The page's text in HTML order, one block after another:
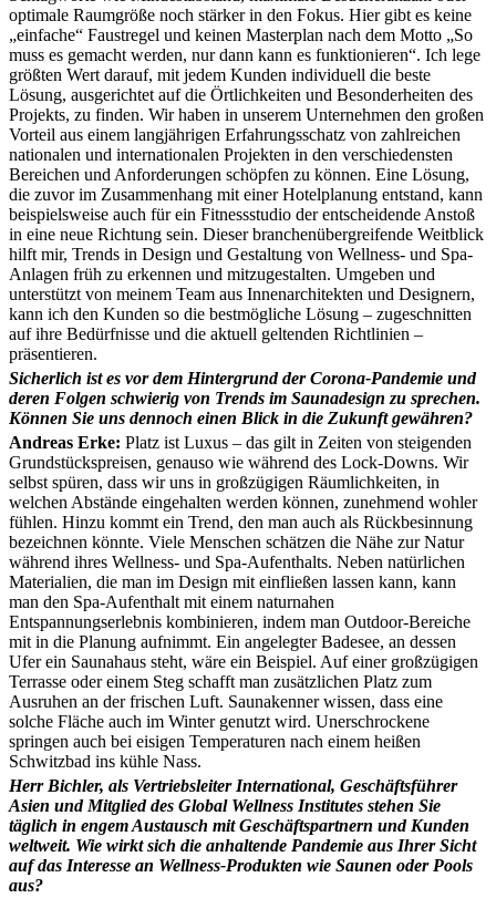
optimale Raumgröße noch stärker in den Fokus. Hier gibt es keine
„einfache“ Faustregel und keinen Masterplan nach dem Motto „So
muss es gemacht werden, nur dann kann es funktionieren“. Ich lege
größten Wert darauf, mit jedem Kunden individuell die beste
Lösung, ausgerichtet auf die Örtlichkeiten und Besonderheiten des
Projekts, zu finden. Wir haben in unserem Unternehmen den großen
Vorteil aus einem langjährigen Erfahrungsschatz von zahlreichen
nationalen und internationalen Projekten in den verschiedensten
Bereichen und Anforderungen schöpfen zu können. Eine Lösung,
die zuvor im Zusammenhang mit einer Hotelplanung entstand, kann
beispielsweise auch für ein Fitnessstudio der entscheidende Anstoß
in eine neue Richtung sein. Dieser branchenübergreifende Weitblick
hilft mir, Trends in Design und Gestaltung von Wellness- und Spa-
Anlagen früh zu erkennen und mitzugestalten. Umgeben und
unterstützt von meinem Team aus Innenarchitekten und Designern,
kann ich den Kunden so die bestmögliche Lösung – zugeschnitten
auf ihre Bedürfnisse und die aktuell geltenden Richtlinien –
präsentieren.
Sicherlich ist es vor dem Hintergrund der Corona-Pandemie und
deren Folgen schwierig von Trends im Saunadesign zu sprechen.
Können Sie uns dennoch einen Blick in die Zukunft gewähren?
Andreas Erke: Platz ist Luxus – das gilt in Zeiten von steigenden
Grundstückspreisen, genauso wie während des Lock-Downs. Wir
selbst spüren, dass wir uns in großzügigen Räumlichkeiten, in
welchen Abstände eingehalten werden können, zunehmend wohler
fühlen. Hinzu kommt ein Trend, den man auch als Rückbesinnung
bezeichnen könnte. Viele Menschen schätzen die Nähe zur Natur
während ihres Wellness- und Spa-Aufenthalts. Neben natürlichen
Materialien, die man im Design mit einfließen lassen kann, kann
man den Spa-Aufenthalt mit einem naturnahen
Entspannungserlebnis kombinieren, indem man Outdoor-Bereiche
mit in die Planung aufnimmt. Ein angelegter Badesee, an dessen
Ufer ein Saunahaus steht, wäre ein Beispiel. Auf einer großzügigen
Terrasse oder einem Steg schafft man zusätzlichen Platz zum
Ausruhen an der frischen Luft. Saunakenner wissen, dass eine
solche Fläche auch im Winter genutzt wird. Unerschrockene
springen auch bei eisigen Temperaturen nach einem heißen
Schwitzbad ins kühle Nass.
Herr Bichler, als Vertriebsleiter International, Geschäftsführer
Asien und Mitglied des Global Wellness Institutes stehen Sie
täglich in engem Austausch mit Geschäftspartnern und Kunden
weltweit. Wie wirkt sich die anhaltende Pandemie aus Ihrer Sicht
auf das Interesse an Wellness-Produkten wie Saunen oder Pools
aus?